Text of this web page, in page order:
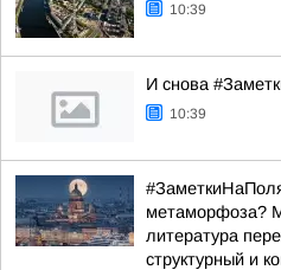
10:39
И снова
10:39
метаморфоза?
литература
структурный и